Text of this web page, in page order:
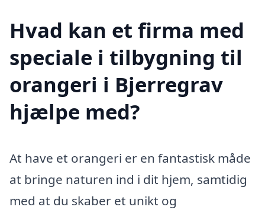
Hvad kan et firma med
speciale i tilbygning til
orangeri i Bjerregrav
hjælpe med?
At have et orangeri er en fantastisk måde
at bringe naturen ind i dit hjem, samtidig
med at du skaber et unikt og